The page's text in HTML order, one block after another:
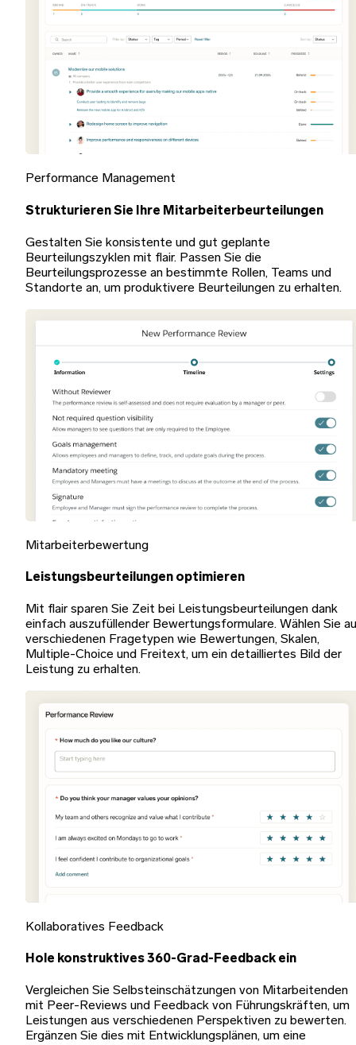
Performance Management
Strukturieren Sie Ihre Mitarbeiterbeurteilungen
Gestalten Sie konsistente und gut geplante
Beurteilungszyklen mit flair. Passen Sie die
Beurteilungsprozesse an bestimmte Rollen, Teams und
Standorte an, um produktivere Beurteilungen zu erhalten.
Mitarbeiterbewertung
Leistungsbeurteilungen optimieren
Mit flair sparen Sie Zeit bei Leistungsbeurteilungen dank
einfach auszufüllender Bewertungsformulare. Wählen Sie
verschiedenen Fragetypen wie Bewertungen, Skalen,
Multiple-Choice und Freitext, um ein detailliertes Bild der
Leistung zu erhalten.
Kollaboratives Feedback
Hole konstruktives 360-Grad-Feedback ein
Vergleichen Sie Selbsteinschätzungen von Mitarbeitenden
mit Peer-Reviews und Feedback von Führungskräften, um
Leistungen aus verschiedenen Perspektiven zu bewerten.
Ergänzen Sie dies mit Entwicklungsplänen, um eine